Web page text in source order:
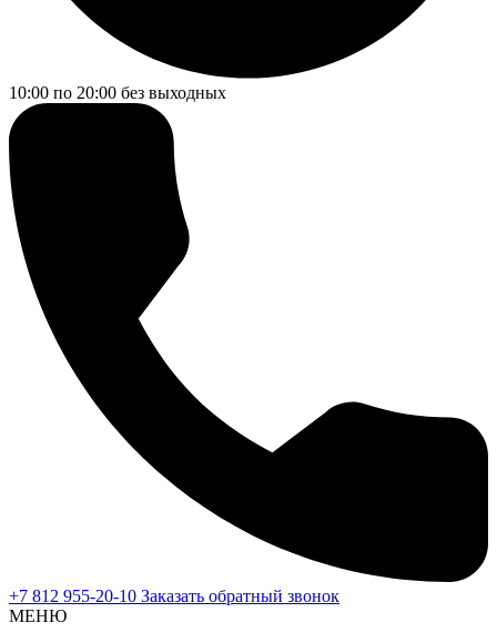
10:00 по 20:00 без выходных
+7 812 955-20-10 Заказать обратный звонок
МЕНЮ